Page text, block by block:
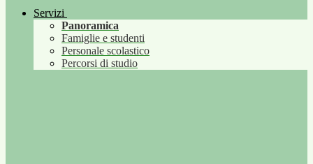
Servizi
Panoramica
Famiglie e studenti
Personale scolastico
Percorsi di studio